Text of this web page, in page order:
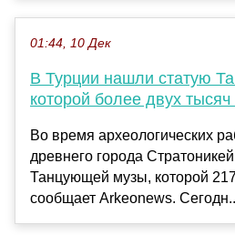
01:44, 10 Дек
В Турции нашли статую
которой более двух тысяч
Во время археологических
древнего города
Танцующей музы, которой
сообщает Аrkeonews.